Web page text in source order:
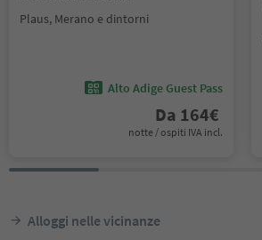
Plaus, Merano e dintorni
Alto Adige Guest Pass
Da 164€
notte / ospiti IVA incl.
Alloggi nelle vicinanze